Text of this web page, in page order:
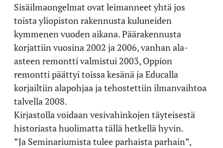
Sisäilmaongelmat ovat leimanneet yhtä jos
toista yliopiston rakennusta kuluneiden
kymmenen vuoden aikana. Päärakennusta
korjattiin vuosina 2002 ja 2006, vanhan ala-
asteen remontti valmistui 2003, Oppion
remontti päättyi toissa kesänä ja Educalla
korjailtiin alapohjaa ja tehostettiin ilmanvaihtoa
talvella 2008.
Kirjastolla voidaan vesivahinkojen täyteisestä
historiasta huolimatta tällä hetkellä hyvin.
”Ja Seminariumista tulee parhaista parhain”,